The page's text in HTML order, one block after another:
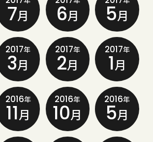
7月 6月 5月
2017年
3月
2017年
2月
2017年
1月
2016年
11月
2016年
10月
2016年
5月